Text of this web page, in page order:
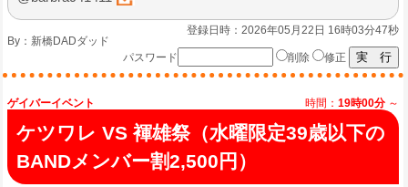
登録日時：2026年05月22日 16時03分47秒
By： 新橋DADダッド
パスワード
削除 修正
ゲイバーイベント 時間： 19時00分 ～
ケツワレ VS 褌雄祭（水曜限定39歳以下の
BANDメンバー割2,500円）